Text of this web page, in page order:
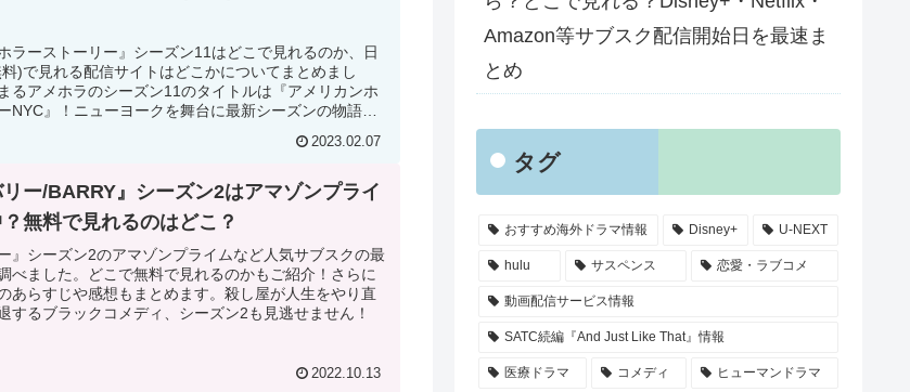
ラーストーリー』シーズン11はどこで見れるのか、日
)で見れる配信サイトはどこかについてまとめまし
るアメホラのシーズン11のタイトルは『アメリカンホ
NYC』！ニューヨークを舞台に最新シーズンの物語が
2023.02.07
リー/BARRY』シーズン2はアマゾンプライ
無料で見れるのはどこ？
』シーズン2のアマゾンプライムなど人気サブスクの最
べました。どこで無料で見れるのかもご紹介！さらに
あらすじや感想もまとめます。殺し屋が人生をやり直
するブラックコメディ、シーズン2も見逃せません！
2022.10.13
Amazon等サブスク配信開始日を最速ま
とめ
タグ
おすすめ海外ドラマ情報 Disney+ U-NEXT
hulu サスペンス 恋愛・ラブコメ
動画配信サービス情報
SATC続編『And Just Like That』情報
医療ドラマ コメディ ヒューマンドラマ